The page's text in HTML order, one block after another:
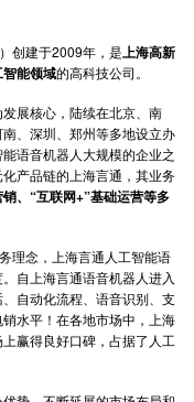
创建于2009年，是 上海高新
智能领域的高科技公司。
展核心，陆续在北京、南
、深圳、郑州等多地设立办
语音机器人大规模的企业之
产品链的上海言通，其业务
、“互联网+”基础运营等多
理念，上海言通人工智能语
自上海言通语音机器人进入
自动化流程、语音识别、支
水平！在各地市场中，上海
赢得良好口碑，占据了人工